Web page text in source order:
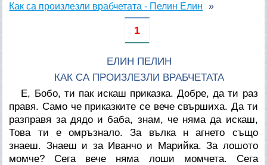
Как са произлезли врабчетата - Пелин Елин
1
ЕЛИН ПЕЛИН
КАК СА ПРОИЗЛЕЗЛИ ВРАБЧЕТАТА
Е, Бобо, ти пак искаш приказка. Добре, да ти раз
правя. Само че приказките се вече свършиха. Да ти
разправя за дядо и баба, знам, че няма да искаш,
Това ти е омръзнало. За вълка н агнето също
знаеш. Знаеш и за Иванчо и Марийка. За лошото
момче? Сега вече няма лоши момчета. Сега